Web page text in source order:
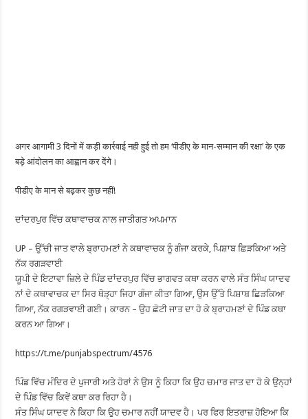
अगर आगामी 3 दिनों में कड़ी कार्रवाई नही हुई तो हम ‘पीडीए के मान-सम्मान की रक्षा’ के एक
बड़े आंदोलन का आह्वान कर देंगे।
पीडीए के मान से बढ़कर कुछ नहीं!
ਦਾਂਦਰਪੁਰ ਵਿੱਚ ਕਥਾਵਾਚਕ ਨਾਲ ਜਾਤੀਗਤ ਅਪਮਾਨ
UP – ਉੱਚੀ ਜਾਤ ਵਾਲੇ ਬ੍ਰਾਹਮਣਾਂ ਨੇ ਕਥਾਵਾਚਕ ਨੂੰ ਗੰਜਾ ਕਰਕੇ, ਪਿਸ਼ਾਬ ਛਿੜਕਿਆ ਅਤੇ
ਨੱਕ ਰਗੜਵਾਈ
ਯੂਪੀ ਦੇ ਇਟਾਵਾ ਜ਼ਿਲੇ ਦੇ ਪਿੰਡ ਦਾਂਦਰਪੁਰ ਵਿੱਚ ਭਾਗਵਤ ਕਥਾ ਕਰਨ ਵਾਲੇ ਸੰਤ ਸਿੰਘ ਯਾਦਵ
ਨਾਂ ਦੇ ਕਥਾਵਾਚਕ ਦਾ ਸਿਰ ਥੋੜ੍ਹਾ ਜਿਹਾ ਗੰਜਾ ਕੀਤਾ ਗਿਆ, ਉਸ ਉੱਤੇ ਪਿਸ਼ਾਬ ਛਿੜਕਿਆ
ਗਿਆ, ਨੱਕ ਰਗੜਵਾਈ ਗਈ। ਕਾਰਨ – ਉਹ ਛੋਟੀ ਜਾਤ ਦਾ ਹੋ ਕੇ ਬ੍ਰਾਹਮਣਾਂ ਦੇ ਪਿੰਡ ਕਥਾ
ਕਰਨ ਆ ਗਿਆ।
https://t.me/punjabspectrum/4576
ਪਿੰਡ ਵਿੱਚ ਮੰਦਿਰ ਦੇ ਪੁਜਾਰੀ ਅਤੇ ਹੋਰਾਂ ਨੇ ਉਸ ਨੂੰ ਕਿਹਾ ਕਿ ਉਹ ਚਮਾਰ ਜਾਤ ਦਾ ਹੋ ਕੇ ਉਨ੍ਹਾਂ
ਦੇ ਪਿੰਡ ਵਿੱਚ ਕਿਵੇਂ ਕਥਾ ਕਰ ਰਿਹਾ ਹੈ।
ਸੰਤ ਸਿੰਘ ਯਾਦਵ ਨੇ ਕਿਹਾ ਕਿ ਉਹ ਚਮਾਰ ਨਹੀਂ ਯਾਦਵ ਹੈ। ਪਰ ਫਿਰ ਇਤਰਾਜ਼ ਹੋਇਆ ਕਿ